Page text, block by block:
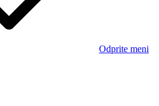
Odprite meni